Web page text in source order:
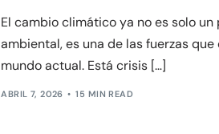
El cambio climático ya no es solo un
ambiental, es una de las fuerzas que
mundo actual. Está crisis […]
ABRIL 7, 2026 15 MIN READ